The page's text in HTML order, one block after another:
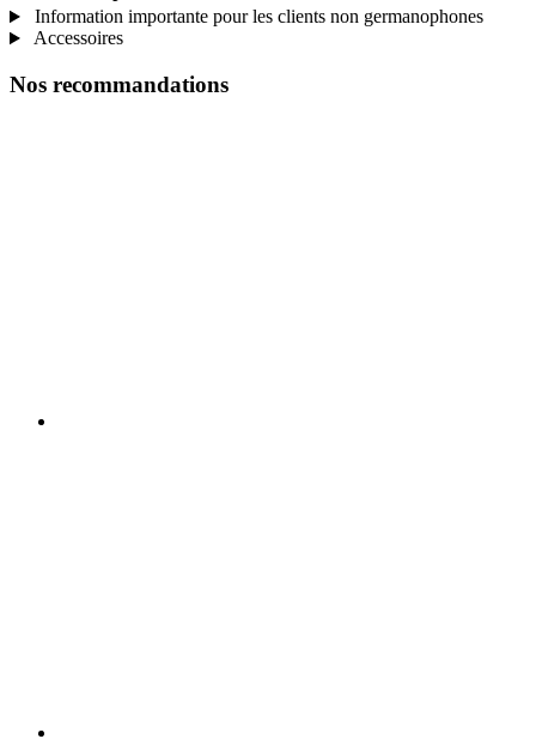
Information importante pour les clients non germanophones
Accessoires
Nos recommandations